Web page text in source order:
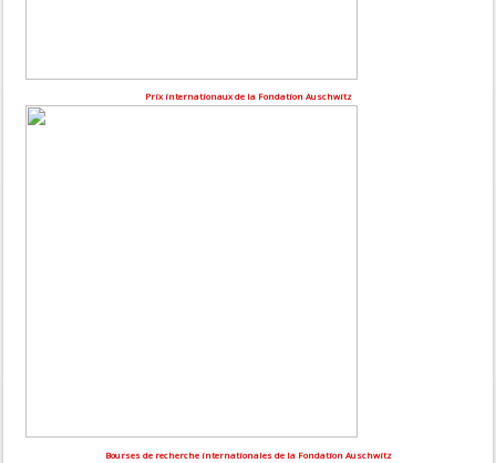
Prix internationaux de la Fondation Auschwitz
Bourses de recherche internationales de la Fondation Auschwitz